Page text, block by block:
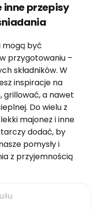
inne przepisy
mogą być
przygotowaniu –
składników. W
inspiracje na
grillować, a nawet
Do wielu z
majonez i inne
dodać, by
pomysły i
z przyjemnością